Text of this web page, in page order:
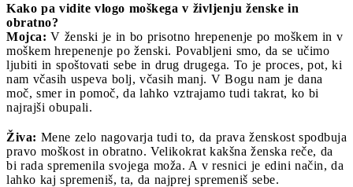
Kako pa vidite vlogo moškega v življenju ženske in
obratno?
Mojca: V ženski je in bo prisotno hrepenenje po moškem in v
moškem hrepenenje po ženski. Povabljeni smo, da se učimo
ljubiti in spoštovati sebe in drug drugega. To je proces, pot, ki
nam včasih uspeva bolj, včasih manj. V Bogu nam je dana
moč, smer in pomoč, da lahko vztrajamo tudi takrat, ko bi
najrajši obupali.
Živa: Mene zelo nagovarja tudi to, da prava ženskost spodbuja
pravo moškost in obratno. Velikokrat kakšna ženska reče, da
bi rada spremenila svojega moža. A v resnici je edini način, da
lahko kaj spremeniš, ta, da najprej spremeniš sebe.